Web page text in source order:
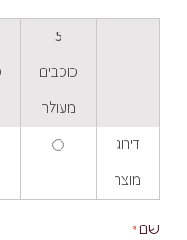
5
כוכבים
מעולה
דירוג
מוצר
שם